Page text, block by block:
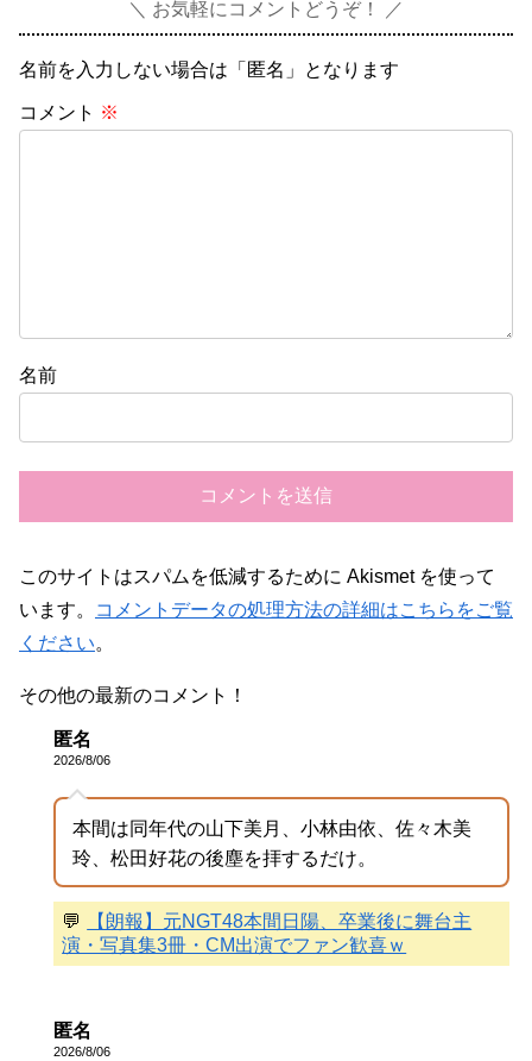
お気軽にコメントどうぞ！
名前を入力しない場合は「匿名」となります
コメント ※
名前
このサイトはスパムを低減するために Akismet を使って
います。
コメントデータの処理方法の詳細はこちらをご覧
ください。
その他の最新のコメント！
匿名
2026/8/06
本間は同年代の山下美月、小林由依、佐々木美
玲、松田好花の後塵を拝するだけ。
💬
【朗報】元NGT48本間日陽、卒業後に舞台主
演・写真集3冊・CM出演でファン歓喜ｗ
匿名
2026/8/06